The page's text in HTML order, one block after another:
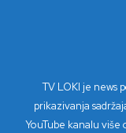
TV LOKI je news
prikazivanja
YouTube kanalu više